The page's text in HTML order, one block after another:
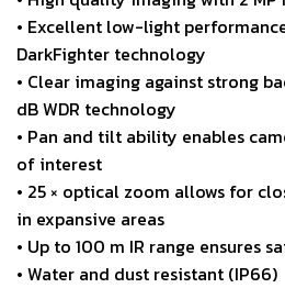
• Excellent low-light
DarkFighter technology
• Clear imaging against strong
dB WDR technology
• Pan and tilt ability enables
of interest
• 25 × optical zoom allows for
in expansive areas
• Up to 100 m IR range ensures
• Water and dust resistant (IP66)